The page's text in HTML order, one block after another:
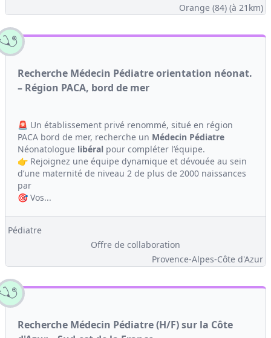
Orange (84) (à 21km)
Recherche Médecin Pédiatre orientation néonat.
– Région PACA, bord de mer
🚨 Un établissement privé renommé, situé en région
PACA bord de mer, recherche un Médecin Pédiatre
Néonatologue libéral pour compléter l’équipe.
👉 Rejoignez une équipe dynamique et dévouée au sein
d’une maternité de niveau 2 de plus de 2000 naissances
par
🎯 Vos...
Pédiatre
Offre de collaboration
Provence-Alpes-Côte d'Azur
Recherche Médecin Pédiatre (H/F) sur la Côte